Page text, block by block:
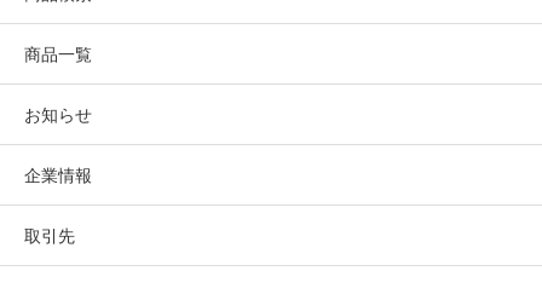
ヴァレー側に位置する二つの有名な畑からこの
ハドソン、ハイドともナパ・カーネロスに位置
ーでまだブレンドする前の樽から二つのワイン
を試飲するとその個性の違いはあきらか。爆発
的に濃厚な果実の中に緊張感のある酸が長い余
韻を引くハドソンと、圧倒的なミネラル感とギ
ュッとしまった果実の凝縮感が素晴らしいハイ
ド。
生み出される
Atlas Peak, Napa Valley
商品一覧
お知らせ
企業情報
取引先